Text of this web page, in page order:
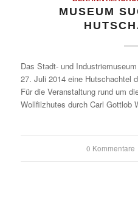
MUSEUM
Das Stadt- und
27. Juli 2014 eine Hutschachtel
Für die Veranstaltung rund um
Wollfilzhutes durch Carl Gottlob
0 Kommentare
/